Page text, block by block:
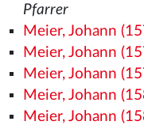
Pfarrer
Meier, Johann
Meier, Johann
Meier, Johann
Meier, Johann
Meier, Johann